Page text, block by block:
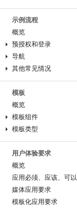
示例流程
概览
预授权和登录
导航
其他常见情况
模板
概览
模板组件
模板类型
用户体验要求
概览
应用必须、应该、可以
媒体应用要求
模板化应用要求